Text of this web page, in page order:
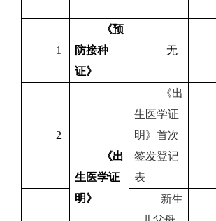
1
《预
防接种
证》
无
2
《出
生医学证
明》
《出
生医学证
明》首次
签发登记
表
新生